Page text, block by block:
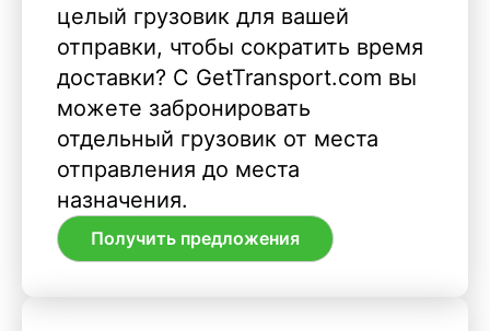
целый грузовик для вашей
отправки, чтобы сократить время
доставки? С GetTransport.com вы
можете забронировать
отдельный грузовик от места
отправления до места
назначения.
Получить предложения